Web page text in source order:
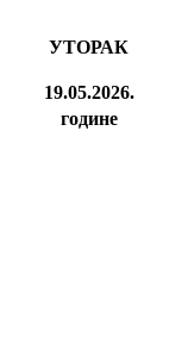
УТОРАК
19.05.2026.
године